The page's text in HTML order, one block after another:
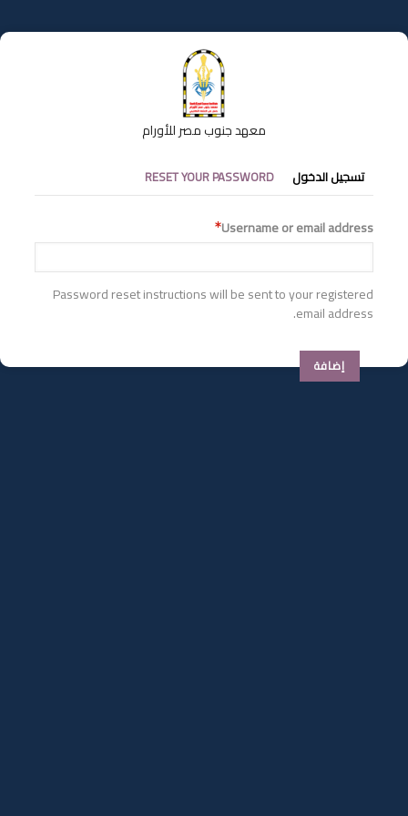
إلى
المحتوى
معهد جنوب مصر للأورام
التبويبات
الأساسية
تسجيل الدخول RESET YOUR PASSWORD
Username or email address
Password reset instructions will be sent to your registered
email address.